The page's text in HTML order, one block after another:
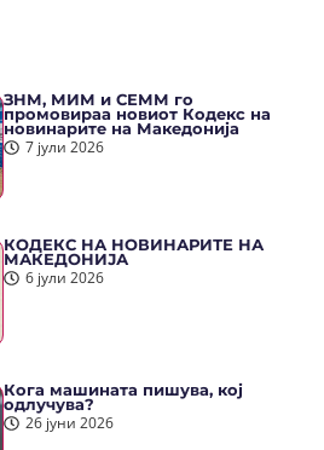
ЗНМ, МИМ и СЕММ го
промовираа новиот Кодекс на
новинарите на Македонија
7 јули 2026
КОДЕКС НА НОВИНАРИТЕ НА
МАКЕДОНИЈА
6 јули 2026
Кога машината пишува, кој
одлучува?
26 јуни 2026